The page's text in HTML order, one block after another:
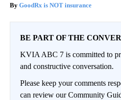
GoodRx is NOT insurance
BE PART OF THE
KVIA ABC 7 is committed to
and constructive conversation.
Please keep your comments
can review our Community